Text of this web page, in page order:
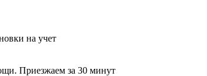
на учет
Приезжаем за 30 минут